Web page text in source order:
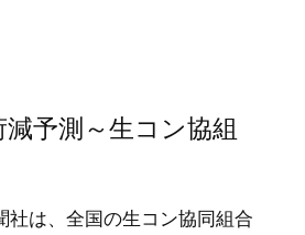
予測～生コン協組
社は、全国の生コン協同組合